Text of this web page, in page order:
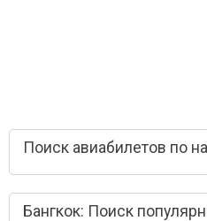
Поиск авиабилетов по
Бангкок: Поиск